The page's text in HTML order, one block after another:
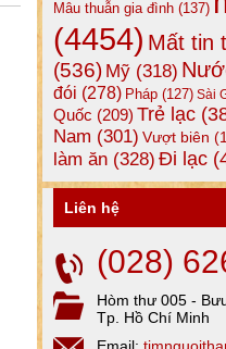
Mâu thuẫn gia đình (137)
(4454) Mất tin
(536) Mỹ (318)
đói (278) Pháp (127) Sài
Quốc (209) Trẻ lạc
Nam (301) Vượt biên
làm ăn (328) Đi lạc
Liên hệ
(028)
Hòm thư 005 -
Tp. Hồ Chí Minh